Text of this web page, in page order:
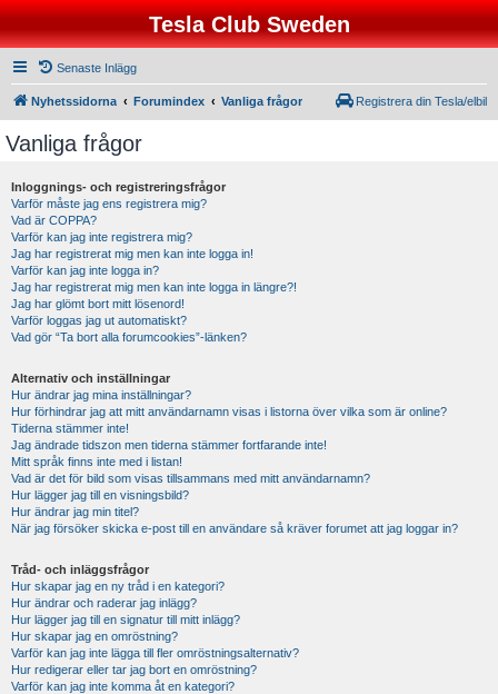
Tesla Club Sweden
Senaste Inlägg
Nyhetssidorna Forumindex Vanliga frågor Registrera din Tesla/elbil
Vanliga frågor
Inloggnings- och registreringsfrågor
Varför måste jag ens registrera mig?
Vad är COPPA?
Varför kan jag inte registrera mig?
Jag har registrerat mig men kan inte logga in!
Varför kan jag inte logga in?
Jag har registrerat mig men kan inte logga in längre?!
Jag har glömt bort mitt lösenord!
Varför loggas jag ut automatiskt?
Vad gör “Ta bort alla forumcookies”-länken?
Alternativ och inställningar
Hur ändrar jag mina inställningar?
Hur förhindrar jag att mitt användarnamn visas i listorna över vilka som är online?
Tiderna stämmer inte!
Jag ändrade tidszon men tiderna stämmer fortfarande inte!
Mitt språk finns inte med i listan!
Vad är det för bild som visas tillsammans med mitt användarnamn?
Hur lägger jag till en visningsbild?
Hur ändrar jag min titel?
När jag försöker skicka e-post till en användare så kräver forumet att jag loggar in?
Tråd- och inläggsfrågor
Hur skapar jag en ny tråd i en kategori?
Hur ändrar och raderar jag inlägg?
Hur lägger jag till en signatur till mitt inlägg?
Hur skapar jag en omröstning?
Varför kan jag inte lägga till fler omröstningsalternativ?
Hur redigerar eller tar jag bort en omröstning?
Varför kan jag inte komma åt en kategori?